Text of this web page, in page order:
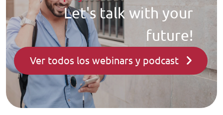
Let's talk with your
future!
Ver todos los webinars y podcast